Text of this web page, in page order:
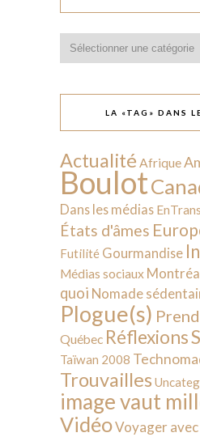
LA «TAG» DANS
Actualité Afrique
Boulot
Dans les médias
États d'âmes
Futilité Gourmandise
Médias sociaux
quoi Nomade
Plogue(s)
Québec Réflexions
Taïwan 2008
Trouvailles
image vaut
VidéoVoyager